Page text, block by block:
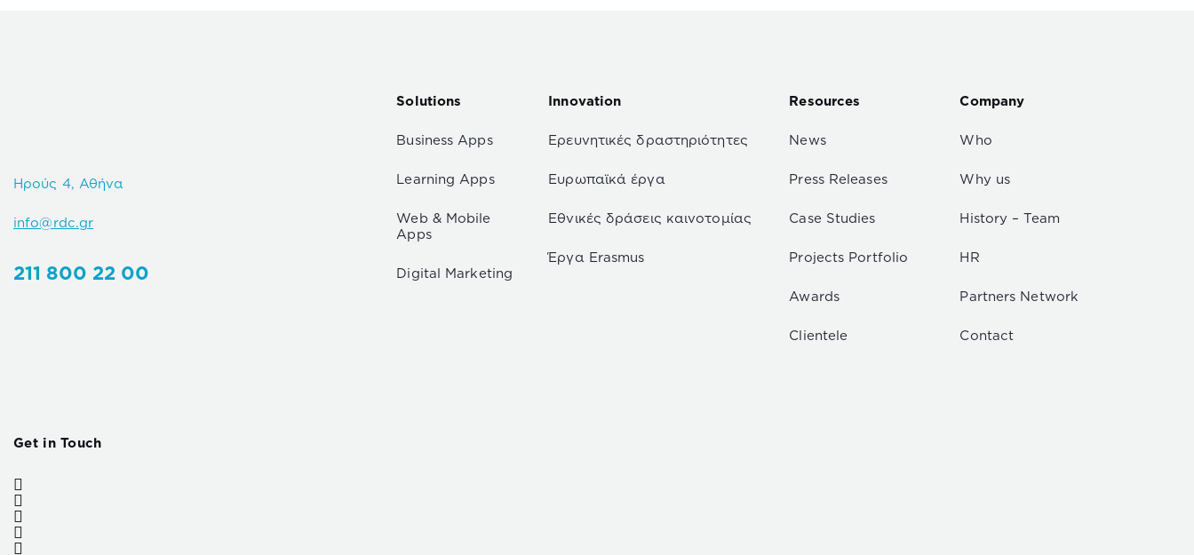
Ηρούς 4, Αθήνα
info@rdc.gr
211 800 22 00
Solutions
Business Apps
Learning Apps
Web & Mobile
Apps
Digital Marketing
Innovation
Ερευνητικές δραστηριότητες
Ευρωπαϊκά έργα
Εθνικές δράσεις καινοτομίας
Έργα Erasmus
Resources
News
Press Releases
Case Studies
Projects Portfolio
Awards
Clientele
Company
Who
Why us
History – Team
HR
Partners Network
Contact
Get in Touch